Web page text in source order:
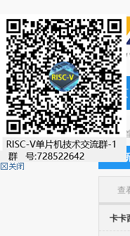
首页
发
查
卡卡